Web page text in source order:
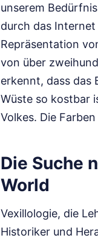
unserem
durch das
Repräsentation
von über
erkennt, dass das
Wüste so kostbar
Volkes. Die
Die Suche
World
Vexillologie, die
Historiker und